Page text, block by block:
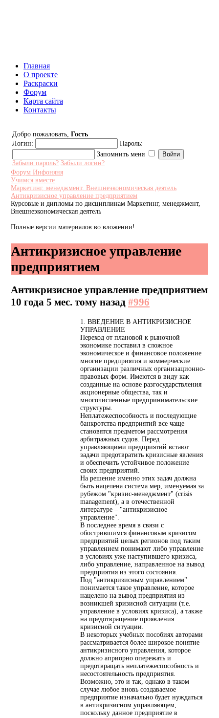
Главная
О проекте
Раскраски
Форум
Карта сайта
Контакты
Добро пожаловать, Гость
Логин:
Пароль:
Запомнить меня
Забыли пароль? Забыли логин?
Форум Инфоняня
Учимся вместе
Маркетинг, менеджмент, Внешнеэкономическая деятель
Антикризисное управление предприятием
Курсовые и дипломы по дисциплинам Маркетинг, менеджмент,
Внешнеэкономическая деятель
Полные версии материалов во вложении!
Антикризисное управление
предприятием
Антикризисное управление предприятием
10 года 5 мес. тому назад #996
1. ВВЕДЕНИЕ В АНТИКРИЗИСНОЕ
УПРАВЛЕНИЕ
Переход от плановой к рыночной
экономике поставил в сложное
экономическое и финансовое положение
многие предприятия и коммерческие
организации различных организационно-
правовых форм. Имеются в виду как
созданные на основе разгосударствления
акционерные общества, так и
многочисленные предпринимательские
структуры.
Неплатежеспособность и последующие
банкротства предприятий все чаще
становятся предметом рассмотрения
арбитражных судов. Перед
управляющими предприятий встают
задачи предотвратить кризисные явления
и обеспечить устойчивое положение
своих предприятий.
На решение именно этих задач должна
быть нацелена система мер, именуемая за
рубежом "кризис-менеджмент" (crisis
management), а в отечественной
литературе – "антикризисное
управление".
В последнее время в связи с
обострившимся финансовым кризисом
предприятий целых регионов под таким
управлением понимают либо управление
в условиях уже наступившего кризиса,
либо управление, направленное на вывод
предприятия из этого состояния.
Под "антикризисным управлением"
понимается такое управление, которое
нацелено на вывод предприятия из
возникшей кризисной ситуации (т.е.
управление в условиях кризиса), а также
на предотвращение проявления
кризисной ситуации.
В некоторых учебных пособиях авторами
рассматривается более широкое понятие
антикризисного управления, которое
должно априорно опережать и
предотвращать неплатежеспособность и
несостоятельность предприятия.
Возможно, это и так, однако в таком
случае любое вновь создаваемое
предприятие изначально будет нуждаться
в антикризисном управляющем,
поскольку данное предприятие в